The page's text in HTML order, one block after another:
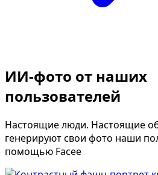
ИИ-фото от наших
пользователей
Настоящие люди. Настоящие
генерируют свои фото наши
помощью Facee